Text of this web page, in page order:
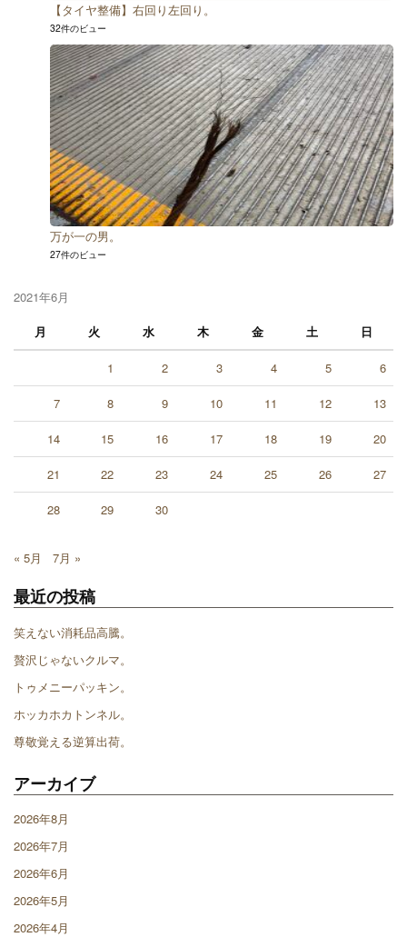
【タイヤ整備】右回り左回り。
32件のビュー
万が一の男。
27件のビュー
2021年6月
月
火 水 木 金 土 日
1 2 3 4 5 6
7 8 9 10 11 12 13
14 15 16 17 18 19 20
21 22 23 24 25 26 27
28 29 30
« 5月 7月 »
最近の投稿
笑えない消耗品高騰。
贅沢じゃないクルマ。
トゥメニーパッキン。
ホッカホカトンネル。
尊敬覚える逆算出荷。
アーカイブ
2026年8月
2026年7月
2026年6月
2026年5月
2026年4月